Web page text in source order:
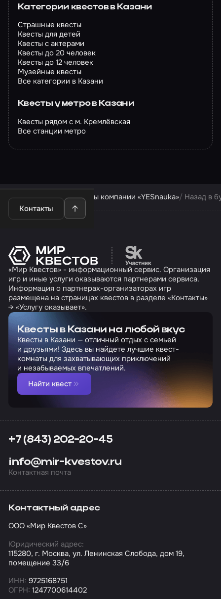
Категории квестов в Казани
Страшные квесты
Квесты для детей
Квесты с актерами
Квесты до 20 человек
Квесты до 12 человек
Музейные квесты
Все категории в Казани
Квесты у метро в Казани
Квесты рядом с м. Кремлёвская
Все станции метро
Контакты
Квесты в Казани Квесты компании «YESnauka» Назад в
Перейти на сайт
«Мир Квестов» - информационный сервис. Организация
игр и иные услуги оказываются партнерами сервиса.
Информация о партнерах-организаторах игр
размещена на страницах квестов в разделе «Контакты»
→ «Услугу оказывает».
Квесты в Казани на любой вкус
Квесты в Казани — отличный отдых с семьей
и друзьями! Здесь вы найдете лучшие квест-
комнаты для захватывающих приключений
и незабываемых впечатлений.
Найти квест
+7 (843) 202-20-45
info@mir-kvestov.ru
Контактная почта
Контактный адрес
ООО «Мир Квестов С»
Юридический адрес:
115280, г. Москва, ул. Ленинская Слобода, дом 19,
помещение 33/6
ИНН: 9725168751
ОГРН: 1247700614402